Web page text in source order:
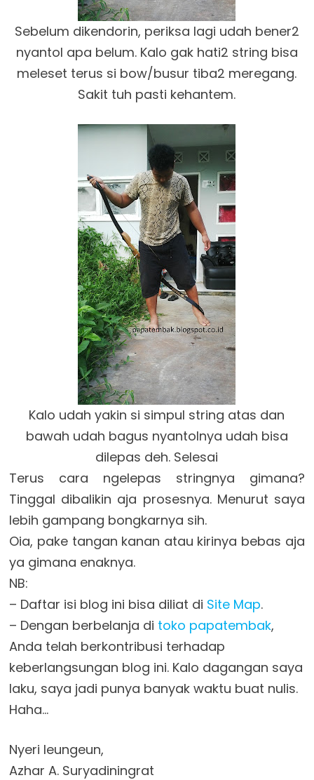
Sebelum dikendorin, periksa lagi udah bener2
nyantol apa belum. Kalo gak hati2 string bisa
meleset terus si bow/busur tiba2 meregang.
Sakit tuh pasti kehantem.
Kalo udah yakin si simpul string atas dan
bawah udah bagus nyantolnya udah bisa
dilepas deh. Selesai
Terus cara ngelepas stringnya gimana?
Tinggal dibalikin aja prosesnya. Menurut saya
lebih gampang bongkarnya sih.
Oia, pake tangan kanan atau kirinya bebas aja
ya gimana enaknya.
NB:
– Daftar isi blog ini bisa diliat di Site Map.
– Dengan berbelanja di toko papatembak,
Anda telah berkontribusi terhadap
keberlangsungan blog ini. Kalo dagangan saya
laku, saya jadi punya banyak waktu buat nulis.
Haha…
Nyeri leungeun,
Azhar A. Suryadiningrat